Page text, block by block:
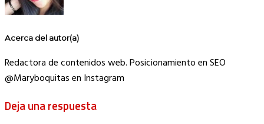
Acerca del autor(a)
Redactora de contenidos web. Posicionamiento en SEO
@Maryboquitas en Instagram
Deja una respuesta